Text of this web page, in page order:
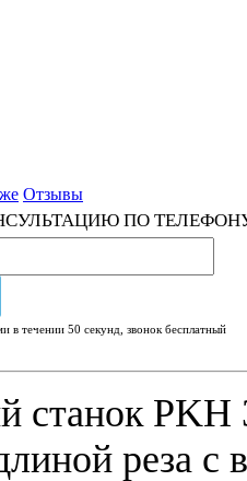
Отзывы
ПО
в течении 50 секунд, звонок бесплатный
станок
реза